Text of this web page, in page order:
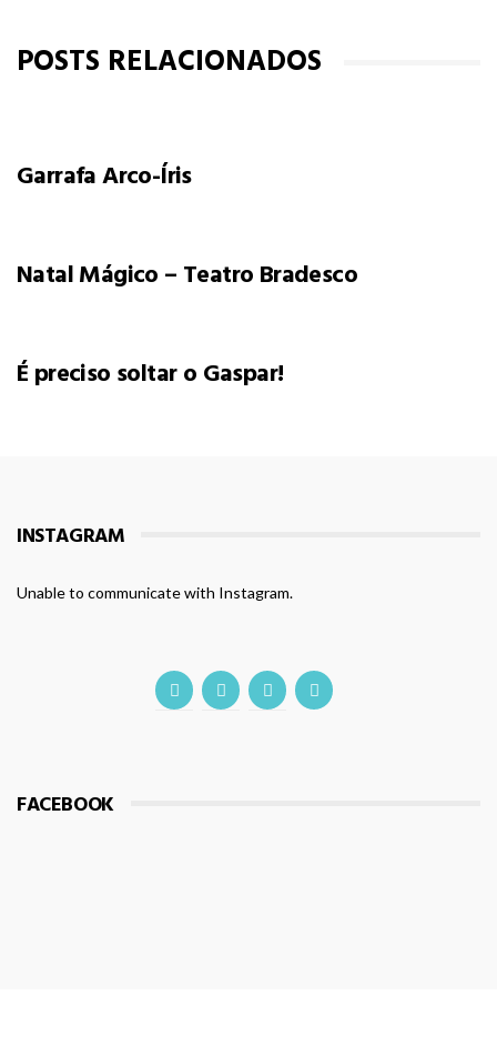
POSTS RELACIONADOS
Garrafa Arco-Íris
Natal Mágico – Teatro Bradesco
É preciso soltar o Gaspar!
INSTAGRAM
Unable to communicate with Instagram.
FACEBOOK